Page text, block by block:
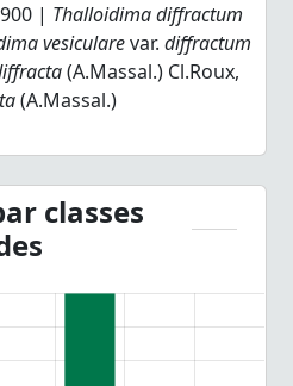
| Thalloidima diffractum
vesicularevar. diffractum
(A.Massal.) Cl.Roux,
(A.Massal.)
classes